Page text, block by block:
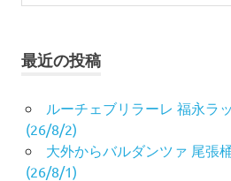
最近の投稿
ルーチェブリラーレ 福永ラ
(26/8/2)
大外からバルダンツァ 尾張
(26/8/1)